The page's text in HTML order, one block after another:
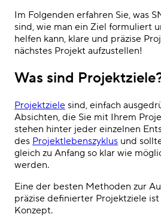
Im Folgenden erfahren Sie, was
sind, wie man ein Ziel formuliert
helfen kann, klare und präzise
nächstes Projekt aufzustellen!
Was sind
Projektziele sind, einfach
Absichten, die Sie mit Ihrem
stehen hinter jeder einzelnen
des Projektlebenszyklus und
gleich zu Anfang so klar wie
werden.
Eine der besten Methoden zur
präzise definierter Projektziele ist
Konzept.